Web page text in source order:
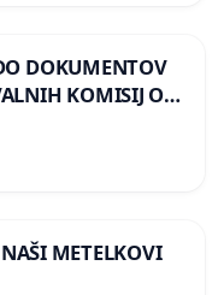
DOKUMENTOV
KOMISIJ O
METELKOVI